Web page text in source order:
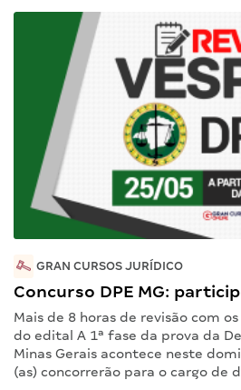
GRAN CURSOS JURÍDICO
Concurso DPE MG:
Mais de 8 horas de revisão com
do edital A 1ª fase da prova da
Minas Gerais acontece neste
(as) concorrerão para o cargo de